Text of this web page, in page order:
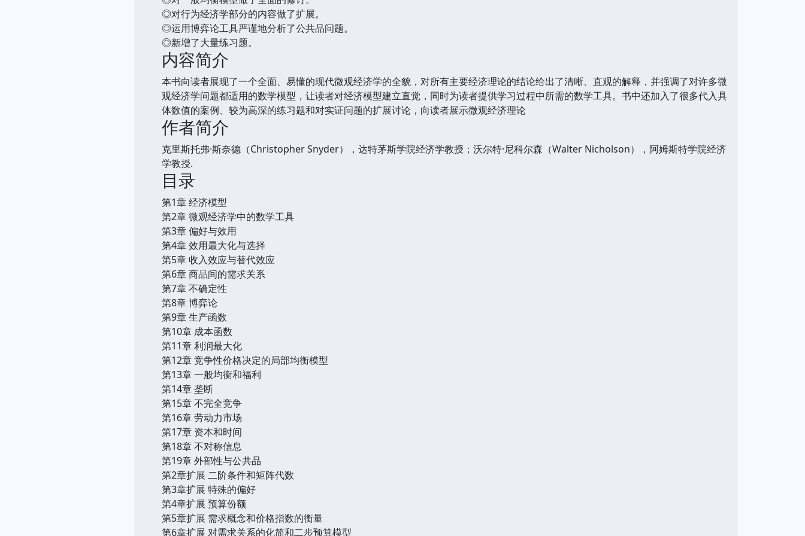
◎对行为经济学部分的内容做了扩展。
◎运用博弈论工具严谨地分析了公共品问题。
◎新增了大量练习题。
内容简介
本书向读者展现了一个全面、易懂的现代微观经济学的全貌，对所有主要经济理论的结论给出了清晰、直观的解释，并强调了对许多微
观经济学问题都适用的数学模型，让读者对经济模型建立直觉，同时为读者提供学习过程中所需的数学工具。书中还加入了很多代入具
体数值的案例、较为高深的练习题和对实证问题的扩展讨论，向读者展示微观经济理论
作者简介
克里斯托弗·斯奈德（Christopher Snyder），达特茅斯学院经济学教授；沃尔特·尼科尔森（Walter Nicholson），阿姆斯特学院经济
学教授.
目录
第1章 经济模型
第2章 微观经济学中的数学工具
第3章 偏好与效用
第4章 效用最大化与选择
第5章 收入效应与替代效应
第6章 商品间的需求关系
第7章 不确定性
第8章 博弈论
第9章 生产函数
第10章 成本函数
第11章 利润最大化
第12章 竞争性价格决定的局部均衡模型
第13章 一般均衡和福利
第14章 垄断
第15章 不完全竞争
第16章 劳动力市场
第17章 资本和时间
第18章 不对称信息
第19章 外部性与公共品
第2章扩展 二阶条件和矩阵代数
第3章扩展 特殊的偏好
第4章扩展 预算份额
第5章扩展 需求概念和价格指数的衡量
第6章扩展 对需求关系的化简和二步预算模型